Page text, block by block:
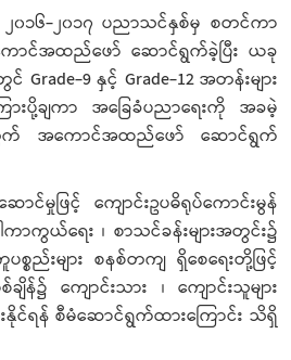
၂၀၁၆-၂၀၁၇ ပညာသင်နှစ်မှ စတင်ကာ
ောင်အထည်ဖော် ဆောင်ရွက်ခဲ့ပြီး ယခု
Grade-9 နှင့် Grade-12 အတန်းများ
းပို့ချကာ အခြေခံပညာရေးကို အခမဲ့
တွက် အကောင်အထည်ဖော် ဆောင်ရွက်
င်မှုဖြင့် ကျောင်းဥပဓိရုပ်ကောင်းမွန်
ကာကွယ်ရေး ၊ စာသင်ခန်းများအတွင်း၌
ည်းများ စနစ်တကျ ရှိစေရေးတို့ဖြင့်
ချိန်၌ ကျောင်းသား ၊ ကျောင်းသူများ
နိုင်ရန် စီမံဆောင်ရွက်ထားကြောင်း သိရှိ